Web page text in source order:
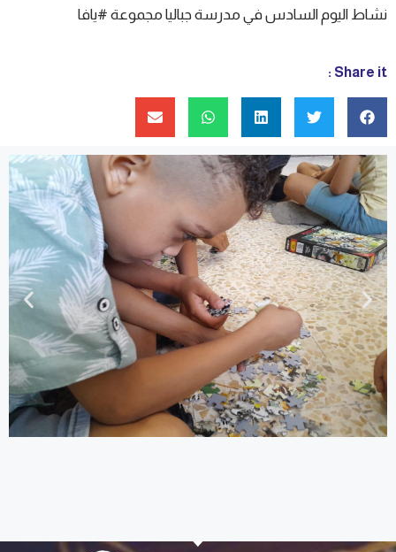
نشاط اليوم السادس في مدرسة جباليا مجموعة #يافا
Share it :